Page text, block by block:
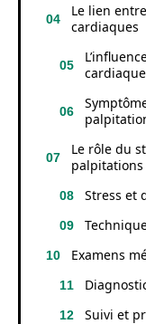
Le lien
cardiaques
cardiaque
Le rôle du
Stress et
Examens
Suivi et